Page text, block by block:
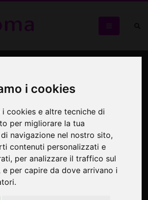
i cookies
i cookies e altre tecniche di
per migliorare la tua
navigazione nel nostro sito,
contenuti personalizzati e
per analizzare il traffico sul
e per capire da dove arrivano i
per bambini